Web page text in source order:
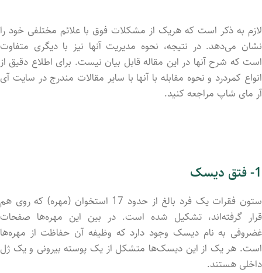
لازم به ذکر است که هریک از مشکلات فوق با علائم مختلفی خود را
نشان می‌دهد. در نتیجه، نحوه مدیریت آنها نیز با دیگری متفاوت
است که شرح آنها در این مقاله قابل بیان نیست. برای اطلاع دقیق از
انواع کمردرد و نحوه مقابله با آنها با سایر مقالات مندرج در سایت آی
آر مای شاپ مراجعه کنید.
1- فتق دیسک
ستون فقرات یک فرد بالغ از حدود 17 استخوان (مهره) که روی هم
قرار گرفته‌اند، تشکیل شد‌ه است. در بین این مهره‌ها صفحات
غضروفی به نام دیسک وجود دارد که وظیفه آن حفاظت از مهره‌ها
است. هر یک از این دیسک‌ها متشکل از یک پوسته بیرونی و یک ژل
داخلی هستند.